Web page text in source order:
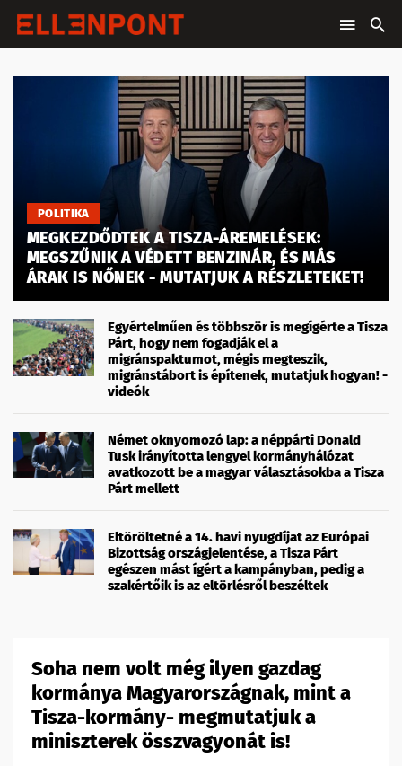
POLITIKA
MEGKEZDŐDTEK A TISZA-ÁREMELÉSEK:
MEGSZŰNIK A VÉDETT BENZINÁR, ÉS MÁS
ÁRAK IS NŐNEK - MUTATJUK A RÉSZLETEKET!
Egyértelműen és többször is megígérte a Tisza
Párt, hogy nem fogadják el a
migránspaktumot, mégis megteszik,
migránstábort is építenek, mutatjuk hogyan! -
videók
Német oknyomozó lap: a néppárti Donald
Tusk irányította lengyel kormányhálózat
avatkozott be a magyar választásokba a Tisza
Párt mellett
Eltöröltetné a 14. havi nyugdíjat az Európai
Bizottság országjelentése, a Tisza Párt
egészen mást ígért a kampányban, pedig a
szakértőik is az eltörlésről beszéltek
Soha nem volt még ilyen gazdag
kormánya Magyarországnak, mint a
Tisza-kormány- megmutatjuk a
miniszterek összvagyonát is!